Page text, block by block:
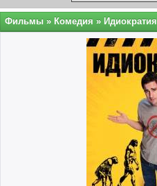
Фильмы » Комедия » Идиократия